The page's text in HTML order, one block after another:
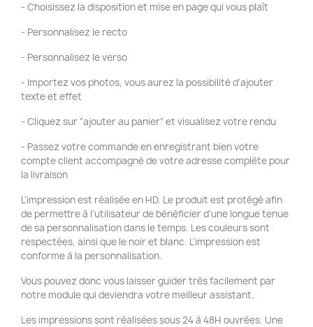
- Choisissez la disposition et mise en page qui vous plaît
- Personnalisez le recto
- Personnalisez le verso
- Importez vos photos, vous aurez la possibilité d'ajouter
texte et effet
- Cliquez sur "ajouter au panier" et visualisez votre rendu
- Passez votre commande en enregistrant bien votre
compte client accompagné de votre adresse complète pour
la livraison
L'impression est réalisée en HD. Le produit est protégé afin
de permettre à l'utilisateur de bénéficier d'une longue tenue
de sa personnalisation dans le temps. Les couleurs sont
respectées, ainsi que le noir et blanc. L'impression est
conforme à la personnalisation.
Vous pouvez donc vous laisser guider très facilement par
notre module qui deviendra votre meilleur assistant.
Les impressions sont réalisées sous 24 à 48H ouvrées. Une